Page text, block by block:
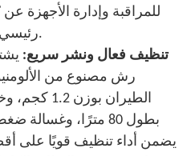
للمراقبة وإدارة الأجهزة
رئيسي لمدة 8 ساعات متواصلة.
تنظيف فعال ونشر سريع:
رش مصنوع من
الطيران